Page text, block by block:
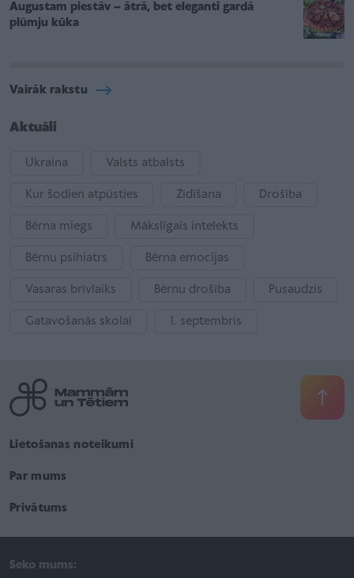
Augustam piestāv – ātrā, bet eleganti gardā
plūmju kūka
Vairāk rakstu
Aktuāli
Ukraina Valsts atbalsts
Kur šodien atpūsties Zīdīšana Drošība
Bērna miegs Mākslīgais intelekts
Bērnu psihiatrs Bērna emocijas
Vasaras brīvlaiks Bērnu drošība Pusaudzis
Gatavošanās skolai 1. septembris
Lietošanas noteikumi
Par mums
Privātums
Seko mums: